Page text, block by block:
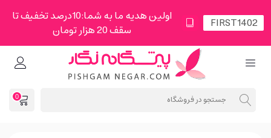
اولین هدیه ما به شما:10درصد تخفیف تا
سقف 20 هزار تومان
0